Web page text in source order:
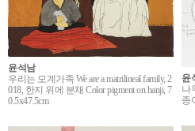
윤석남
우리는 모계가족 We are a matrilineal family, 2
018, 한지 위에 분채 Color pigment on hanji, 7
0.5x47.5cm
윤
나
종